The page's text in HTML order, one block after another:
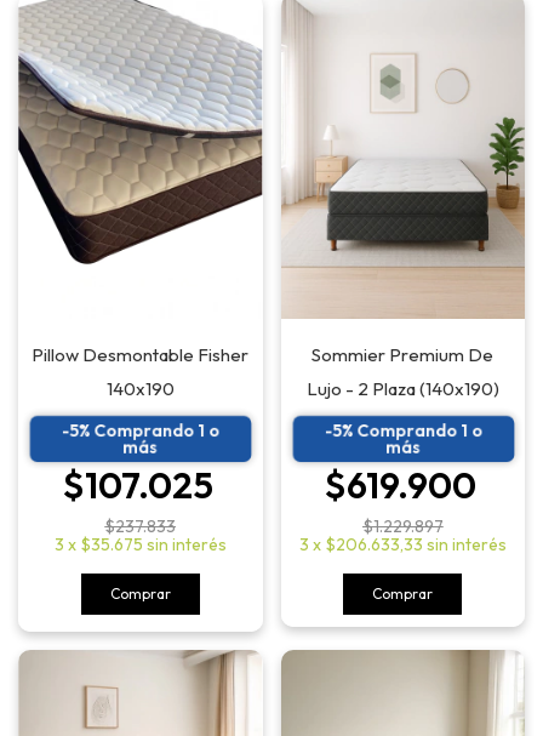
Pillow Desmontable Fisher
140x190
-5% Comprando 1 o
más
$107.025
$237.833
3 x $35.675 sin interés
Sommier Premium De
Lujo - 2 Plaza (140x190)
-5% Comprando 1 o
más
$619.900
$1.229.897
3 x $206.633,33 sin interés
Comprar